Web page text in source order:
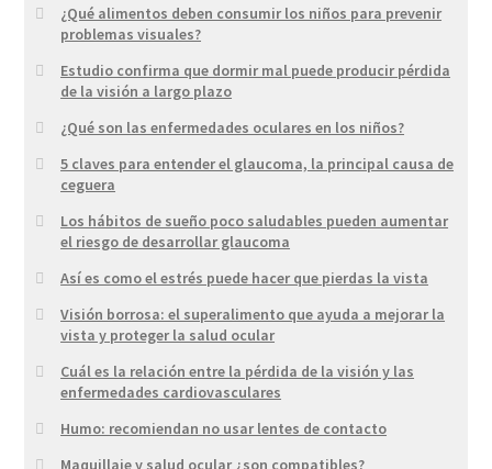
¿Qué alimentos deben consumir los niños para prevenir
problemas visuales?
Estudio confirma que dormir mal puede producir pérdida
de la visión a largo plazo
¿Qué son las enfermedades oculares en los niños?
5 claves para entender el glaucoma, la principal causa de
ceguera
Los hábitos de sueño poco saludables pueden aumentar
el riesgo de desarrollar glaucoma
Así es como el estrés puede hacer que pierdas la vista
Visión borrosa: el superalimento que ayuda a mejorar la
vista y proteger la salud ocular
Cuál es la relación entre la pérdida de la visión y las
enfermedades cardiovasculares
Humo: recomiendan no usar lentes de contacto
Maquillaje y salud ocular ¿son compatibles?